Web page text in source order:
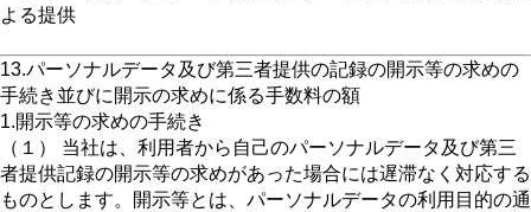
よる提供
13.パーソナルデータ及び第三者提供の記録の開示等の求めの
手続き並びに開示の求めに係る手数料の額
1.開示等の求めの手続き
（１） 当社は、利用者から自己のパーソナルデータ及び第三
者提供記録の開示等の求めがあった場合には遅滞なく対応する
ものとします。開示等とは、パーソナルデータの利用目的の通